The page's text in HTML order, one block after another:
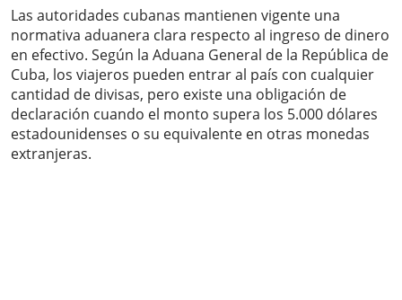
Las autoridades cubanas mantienen vigente una
normativa aduanera clara respecto al ingreso de dinero
en efectivo. Según la Aduana General de la República de
Cuba, los viajeros pueden entrar al país con cualquier
cantidad de divisas, pero existe una obligación de
declaración cuando el monto supera los 5.000 dólares
estadounidenses o su equivalente en otras monedas
extranjeras.